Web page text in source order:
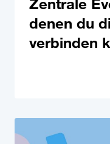
Zentrale
denen du
verbinden